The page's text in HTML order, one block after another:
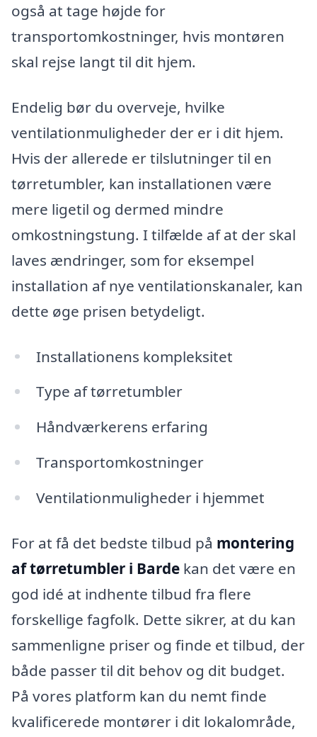
også at tage højde for
transportomkostninger, hvis montøren
skal rejse langt til dit hjem.
Endelig bør du overveje, hvilke
ventilationmuligheder der er i dit hjem.
Hvis der allerede er tilslutninger til en
tørretumbler, kan installationen være
mere ligetil og dermed mindre
omkostningstung. I tilfælde af at der skal
laves ændringer, som for eksempel
installation af nye ventilationskanaler, kan
dette øge prisen betydeligt.
Installationens kompleksitet
Type af tørretumbler
Håndværkerens erfaring
Transportomkostninger
Ventilationmuligheder i hjemmet
For at få det bedste tilbud på montering
af tørretumbler i Barde kan det være en
god idé at indhente tilbud fra flere
forskellige fagfolk. Dette sikrer, at du kan
sammenligne priser og finde et tilbud, der
både passer til dit behov og dit budget.
På vores platform kan du nemt finde
kvalificerede montører i dit lokalområde,